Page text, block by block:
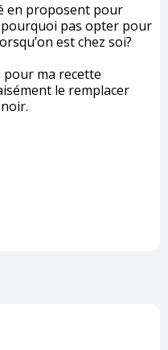
en proposent pour
pas opter pour
est chez soi?
pour ma recette
le remplacer